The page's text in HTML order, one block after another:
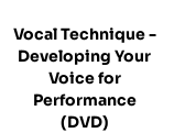
Vocal Technique -
Developing Your
Voice for
Performance
(DVD)